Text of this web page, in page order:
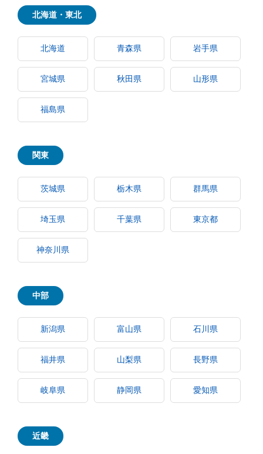
北海道・東北
北海道 青森県 岩手県
宮城県 秋田県 山形県
福島県
関東
茨城県 栃木県 群馬県
埼玉県 千葉県 東京都
神奈川県
中部
新潟県 富山県 石川県
福井県 山梨県 長野県
岐阜県 静岡県 愛知県
近畿